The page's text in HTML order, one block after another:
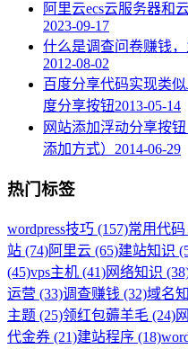
阿里云ecs云服务器和
2023-09-17
什么是调查问卷赚钱
2012-08-02
百度分享代码实现类
度分享按钮2013-05-14
网站添加浮动分享按
添加方式） 2014-06-29
热门标签
wordpress技巧 (157)常用代码
站 (74)阿里云 (65)建站知识
(45)vps主机 (41)网络知识
运营 (33)调查赚钱 (32)域名
主题 (25)领红包薅羊毛 (24)
代金券 (21)建站程序 (18)